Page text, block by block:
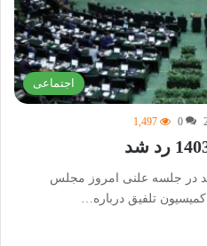
اجتماعی
0
1,497
بودجه سال 1403 رد شد در جلسه علنی امروز مجلس
تلفیق درباره…